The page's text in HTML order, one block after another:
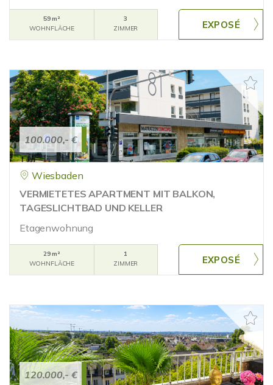
59 m²
WOHNFLÄCHE
3
ZIMMER
100.000,- €
Wiesbaden
VERMIETETES APARTMENT MIT BALKON,
TAGESLICHTBAD UND KELLER
Etagenwohnung
29 m²
WOHNFLÄCHE
1
ZIMMER
120.000,- €